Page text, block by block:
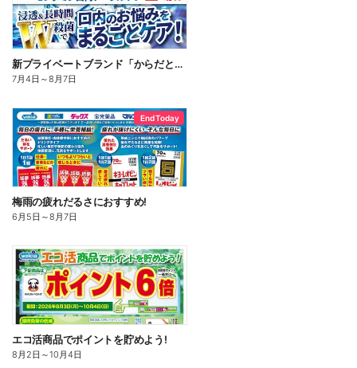
新プライベートブランド「からだとくらしに+1(プラスワン)」よりモンダミン口内トータルケア登場!
7月4日 ～8月7日
End Today
梅雨の疲れだるさにおすすめ!
6月5日 ～8月7日
エコ活商品でポイントを貯めよう!
8月2日 ～10月4日